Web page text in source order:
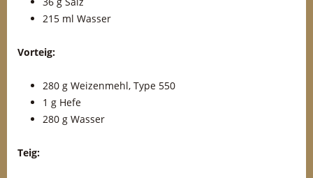
215 ml Wasser
Vorteig:
280 g Weizenmehl, Type 550
1 g Hefe
280 g Wasser
Teig: